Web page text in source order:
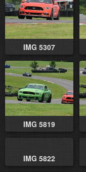
IMG 5307
IMG 5819
IMG 5822